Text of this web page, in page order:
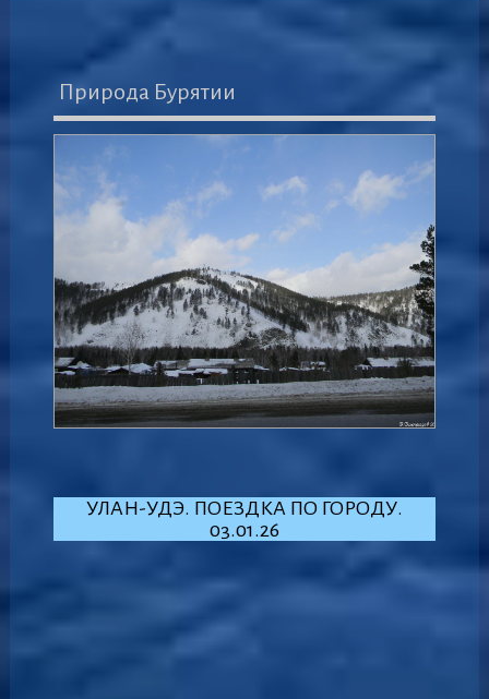
Природа Бурятии
УЛАН-УДЭ. ПОЕЗДКА ПО ГОРОДУ.
03.01.26